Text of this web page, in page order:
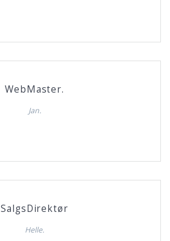
WebMaster.
Jan.
SalgsDirektør
Helle.